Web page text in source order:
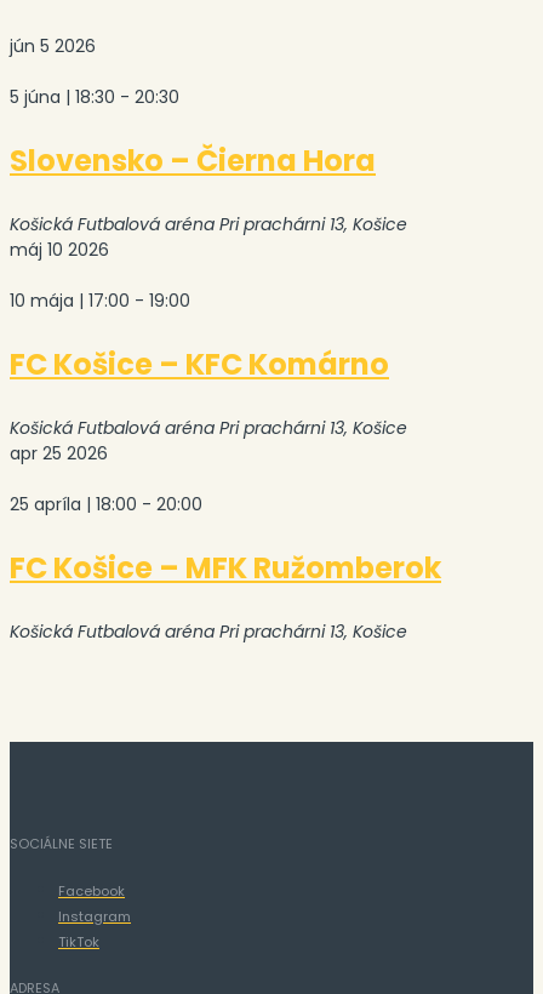
jún 5 2026
5 júna | 18:30 - 20:30
Slovensko – Čierna Hora
Košická Futbalová aréna Pri prachárni 13, Košice
máj 10 2026
10 mája | 17:00 - 19:00
FC Košice – KFC Komárno
Košická Futbalová aréna Pri prachárni 13, Košice
apr 25 2026
25 apríla | 18:00 - 20:00
FC Košice – MFK Ružomberok
Košická Futbalová aréna Pri prachárni 13, Košice
SOCIÁLNE SIETE
Facebook
Instagram
TikTok
ADRESA